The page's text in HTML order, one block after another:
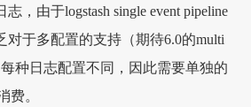
，由于logstash single event pipeline
对于多配置的支持（期待6.0的multi
每种日志配置不同，因此需要单独的
费。